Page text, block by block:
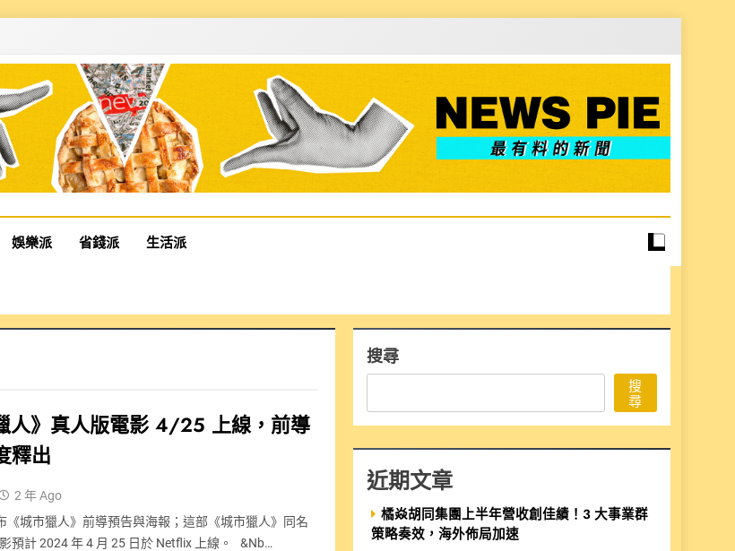
娛樂派 省錢派 生活派
人》真人版電影 4/25 上線，前導
釋出
2 年 Ago
《城市獵人》前導預告與海報；這部《城市獵人》同名
預計 2024 年 4 月 25 日於 Netflix 上線。 &nb…
搜尋
搜
尋
近期文章
橘焱胡同集團上半年營收創佳績！3 大事業群
策略奏效，海外佈局加速